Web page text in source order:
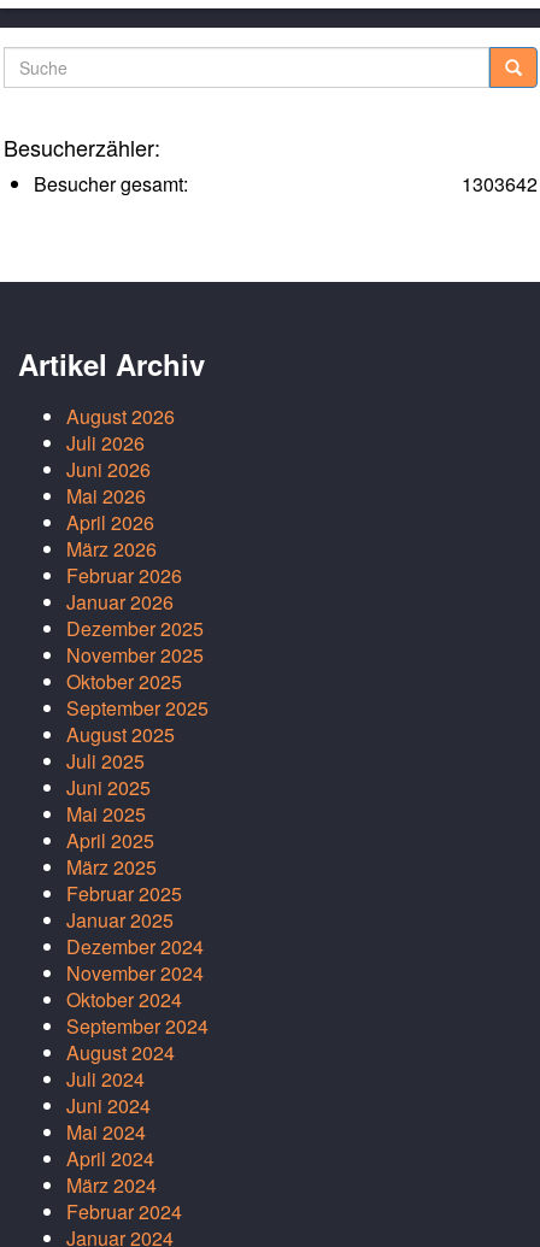
Suche
Besucherzähler:
1303642
Besucher gesamt:
Artikel Archiv
August 2026
Juli 2026
Juni 2026
Mai 2026
April 2026
März 2026
Februar 2026
Januar 2026
Dezember 2025
November 2025
Oktober 2025
September 2025
August 2025
Juli 2025
Juni 2025
Mai 2025
April 2025
März 2025
Februar 2025
Januar 2025
Dezember 2024
November 2024
Oktober 2024
September 2024
August 2024
Juli 2024
Juni 2024
Mai 2024
April 2024
März 2024
Februar 2024
Januar 2024